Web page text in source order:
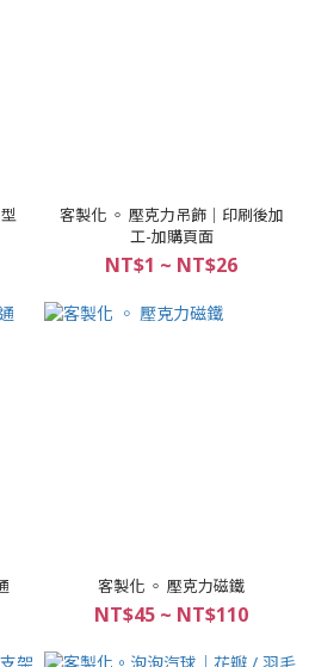
客製化 ◦ 壓克力吊飾｜印刷後加
工-加購頁面
NT$1 ~ NT$26
客製化 ◦ 壓克力磁鐵
NT$45 ~ NT$110